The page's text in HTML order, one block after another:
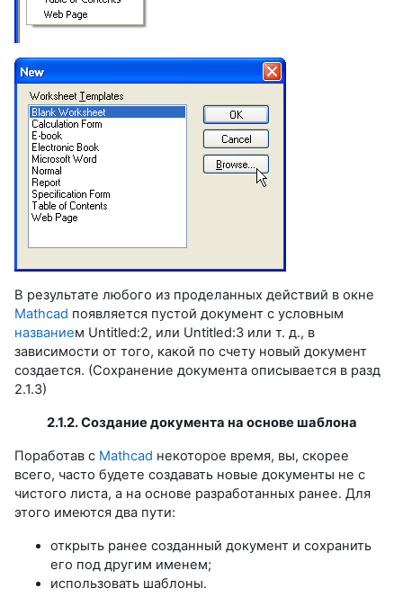
В результате любого из проделанных действий в окне
Mathcad появляется пустой документ с условным
названием Untitled:2, или Untitled:3 или т. д., в
зависимости от того, какой по счету новый документ
создается. (Сохранение документа описывается в разд
2.1.3)
2.1.2. Создание документа на основе шаблона
Поработав с Mathcad некоторое время, вы, скорее
всего, часто будете создавать новые документы не с
чистого листа, а на основе разработанных ранее. Для
этого имеются два пути:
открыть ранее созданный документ и сохранить
его под другим именем;
использовать шаблоны.